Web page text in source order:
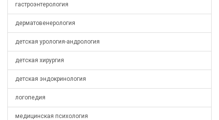
гастроэнтерология
дерматовенерология
детская урология-андрология
детская хирургия
детская эндокринология
логопедия
медицинская психология